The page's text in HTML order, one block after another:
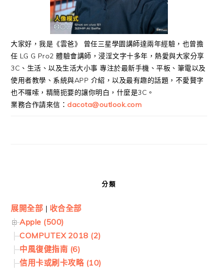
大家好，我是《雲爸》 曾任三星學園講師達兩年經驗，也曾擔
任 LG G Pro2 體驗會講師，浸淫文字十多年，熱愛與大家分享
3C、生活、以及生活大小事 專注於最新手機、平板、筆電以及
使用者教學、系統與APP 介紹，以及最有趣的話題，不愛贅字
也不囉嗦，精簡扼要的讓你明白，什麼是3C。
業務合作請來信： dacota@outlook.com
分類
展開全部 | 收合全部
Apple (500)
COMPUTEX 2018 (2)
中風復健指南 (6)
信用卡或刷卡攻略 (10)